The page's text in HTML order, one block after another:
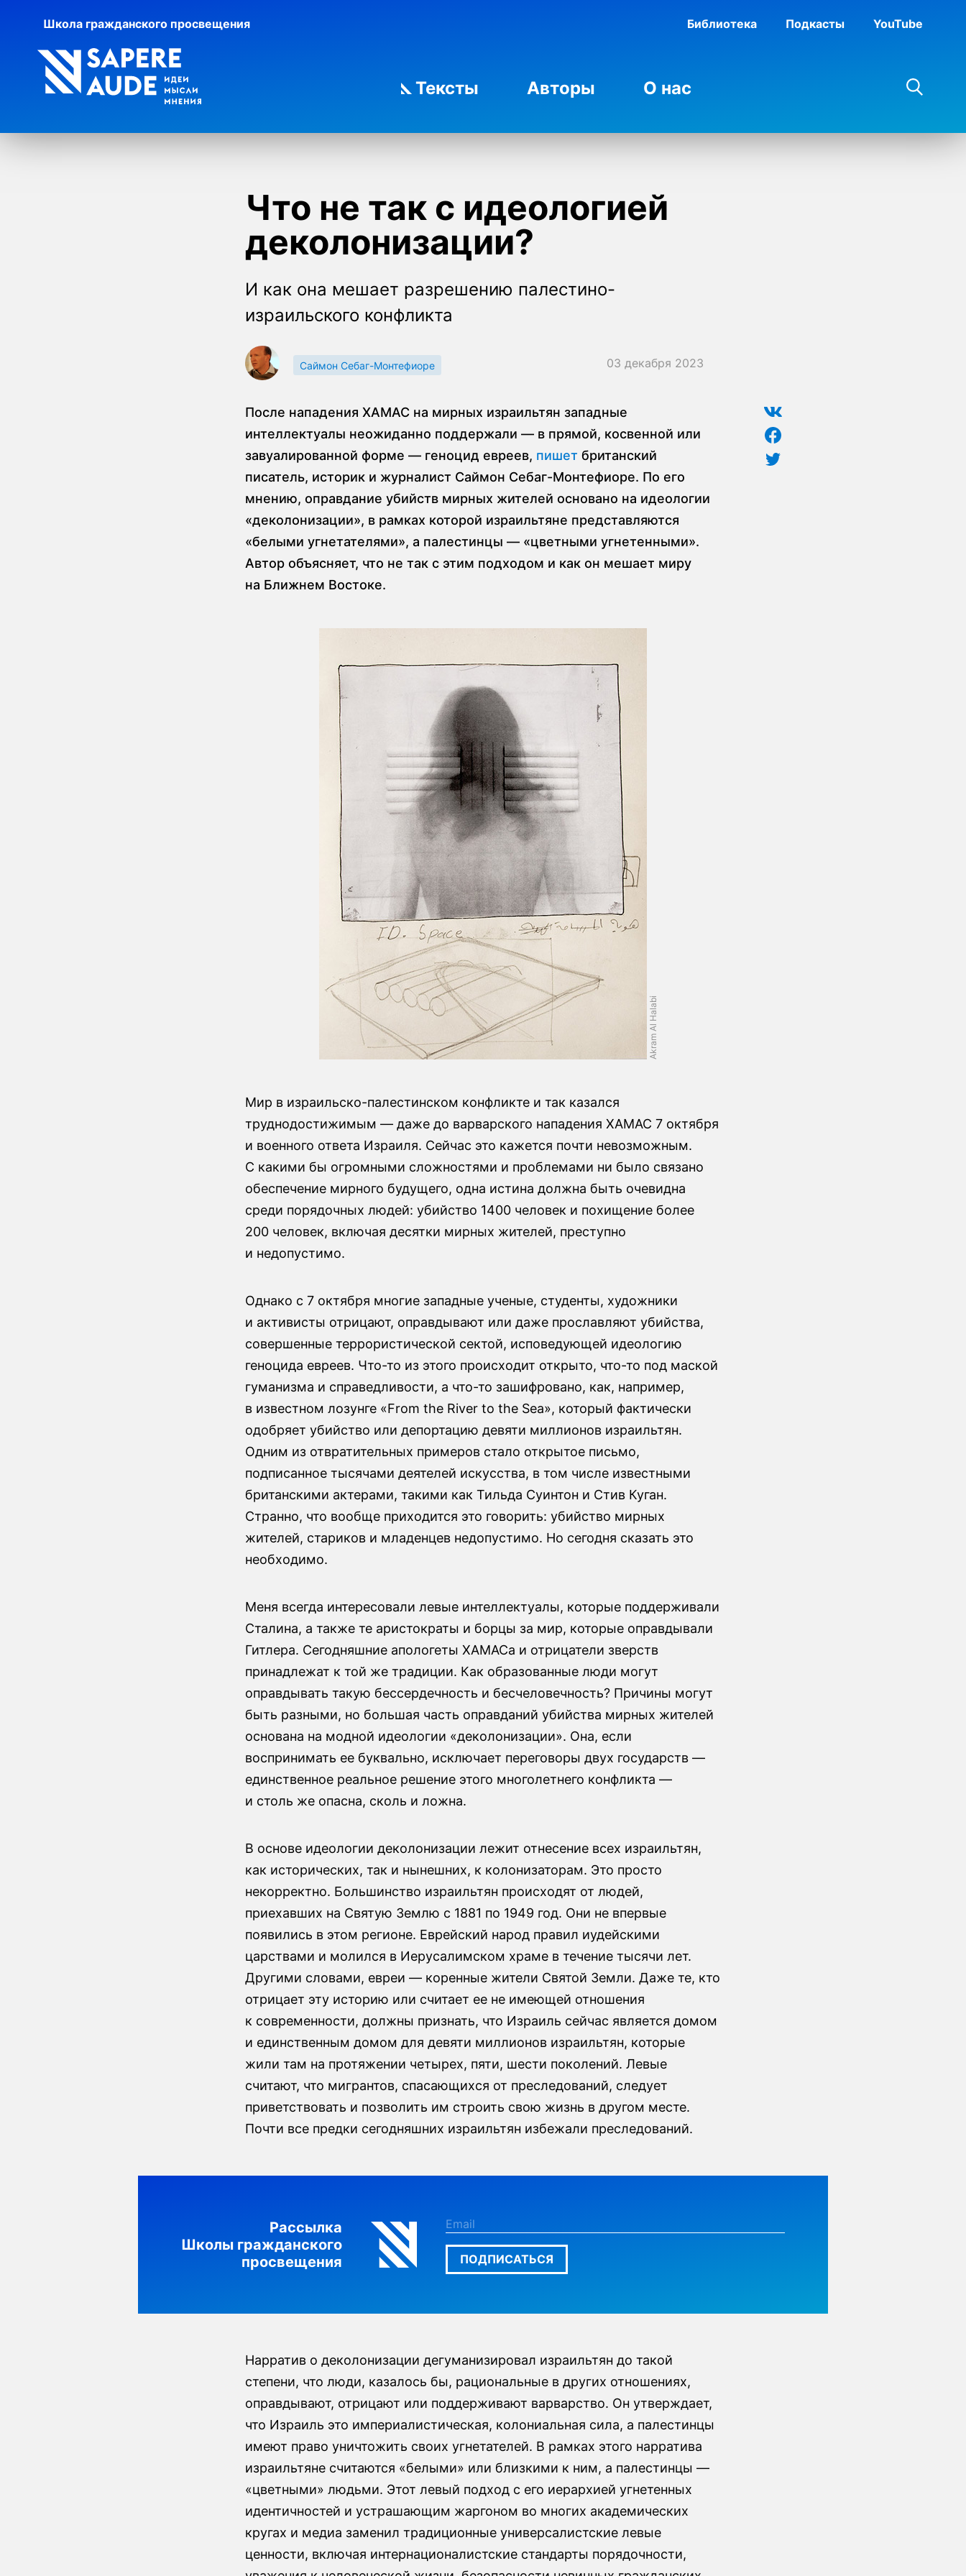
Школа гражданского просвещения Библиотека Подкасты YouTube
Тексты Авторы О нас
Что не так с идеологией
деколонизации?
И как она мешает разрешению палестино-
израильского конфликта
Саймон Себаг-Монтефиоре 03 декабря 2023
После нападения ХАМАС на мирных израильтян западные
интеллектуалы неожиданно поддержали — в прямой, косвенной или
завуалированной форме — геноцид евреев, пишет британский
писатель, историк и журналист Саймон Себаг-Монтефиоре. По его
мнению, оправдание убийств мирных жителей основано на идеологии
«деколонизации», в рамках которой израильтяне представляются
«белыми угнетателями», а палестинцы — «цветными угнетенными».
Автор объясняет, что не так с этим подходом и как он мешает миру
на Ближнем Востоке.
Akram Al Halabi
Мир в израильско-палестинском конфликте и так казался
труднодостижимым — даже до варварского нападения ХАМАС 7 октября
и военного ответа Израиля. Сейчас это кажется почти невозможным.
С какими бы огромными сложностями и проблемами ни было связано
обеспечение мирного будущего, одна истина должна быть очевидна
среди порядочных людей: убийство 1400 человек и похищение более
200 человек, включая десятки мирных жителей, преступно
и недопустимо.
Однако с 7 октября многие западные ученые, студенты, художники
и активисты отрицают, оправдывают или даже прославляют убийства,
совершенные террористической сектой, исповедующей идеологию
геноцида евреев. Что-то из этого происходит открыто, что-то под маской
гуманизма и справедливости, а что-то зашифровано, как, например,
в известном лозунге «From the River to the Sea», который фактически
одобряет убийство или депортацию девяти миллионов израильтян.
Одним из отвратительных примеров стало открытое письмо,
подписанное тысячами деятелей искусства, в том числе известными
британскими актерами, такими как Тильда Суинтон и Стив Куган.
Странно, что вообще приходится это говорить: убийство мирных
жителей, стариков и младенцев недопустимо. Но сегодня сказать это
необходимо.
Меня всегда интересовали левые интеллектуалы, которые поддерживали
Сталина, а также те аристократы и борцы за мир, которые оправдывали
Гитлера. Сегодняшние апологеты ХАМАСа и отрицатели зверств
принадлежат к той же традиции. Как образованные люди могут
оправдывать такую ​​бессердечность и ​​бесчеловечность? Причины могут
быть разными, но большая часть оправданий убийства мирных жителей
основана на модной идеологии «деколонизации». Она, если
воспринимать ее буквально, исключает переговоры двух государств —
единственное реальное решение этого многолетнего конфликта —
и столь же опасна, сколь и ложна.
В основе идеологии деколонизации лежит отнесение всех израильтян,
как исторических, так и нынешних, к колонизаторам. Это просто
некорректно. Большинство израильтян происходят от людей,
приехавших на Святую Землю с 1881 по 1949 год. Они не впервые
появились в этом регионе. Еврейский народ правил иудейскими
царствами и молился в Иерусалимском храме в течение тысячи лет.
Другими словами, евреи — коренные жители Святой Земли. Даже те, кто
отрицает эту историю или считает ее не имеющей отношения
к современности, должны признать, что Израиль сейчас является домом
и единственным домом для девяти миллионов израильтян, которые
жили там на протяжении четырех, пяти, шести поколений. Левые
считают, что мигрантов, спасающихся от преследований, следует
приветствовать и позволить им строить свою жизнь в другом месте.
Почти все предки сегодняшних израильтян избежали преследований.
Рассылка
Школы гражданского
просвещения
ПОДПИСАТЬСЯ
Нарратив о деколонизации дегуманизировал израильтян до такой
степени, что люди, казалось бы, рациональные в других отношениях,
оправдывают, отрицают или поддерживают варварство. Он утверждает,
что Израиль это империалистическая, колониальная сила, а палестинцы
имеют право уничтожить своих угнетателей. В рамках этого нарратива
израильтяне считаются «белыми» или близкими к ним, а палестинцы —
«цветными» людьми. Этот левый подход с его иерархией угнетенных
идентичностей и устрашающим жаргоном во многих академических
кругах и медиа заменил традиционные универсалистские левые
ценности, включая интернационалистские стандарты порядочности,